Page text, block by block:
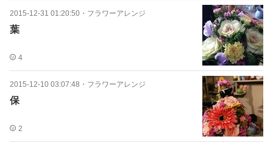
2015-12-31 01:20:50 ・ フラワーアレンジ
葉
4
2015-12-10 03:07:48 ・ フラワーアレンジ
保
2